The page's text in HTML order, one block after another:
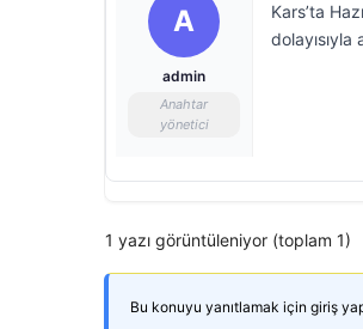
A
admin
Anahtar
yönetici
Kars’ta
1 yazı görüntüleniyor (toplam 1)
Bu konuyu yanıtlamak için giriş